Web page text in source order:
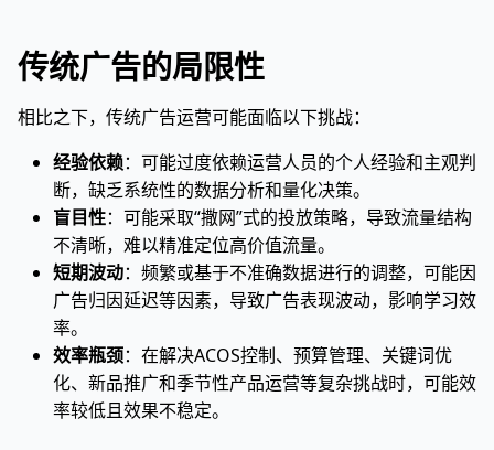
传统广告的局限性
相比之下，传统广告运营可能面临以下挑战：
经验依赖：可能过度依赖运营人员的个人经验和主观判
断，缺乏系统性的数据分析和量化决策。
盲目性：可能采取“撒网”式的投放策略，导致流量结构
不清晰，难以精准定位高价值流量。
短期波动：频繁或基于不准确数据进行的调整，可能因
广告归因延迟等因素，导致广告表现波动，影响学习效
率。
效率瓶颈：在解决ACOS控制、预算管理、关键词优
化、新品推广和季节性产品运营等复杂挑战时，可能效
率较低且效果不稳定。